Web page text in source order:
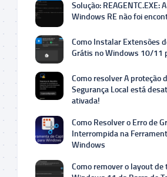
Solução: REAGENTC.EXE:
Windows RE não foi
Como Instalar Extensões
Grátis no Windows 10/11
Como resolver A proteção
Segurança Local está
ativada!
Como Resolver o Erro de
Interrompida na
Windows
Como remover o layout de